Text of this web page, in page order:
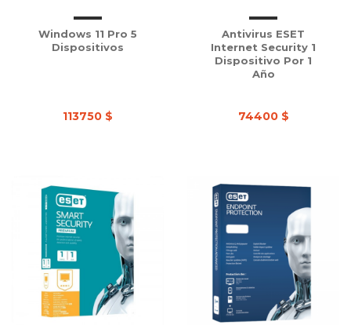
Windows 11 Pro 5
Dispositivos
113750 $
Antivirus ESET
Internet Security 1
Dispositivo Por 1
Año
74400 $